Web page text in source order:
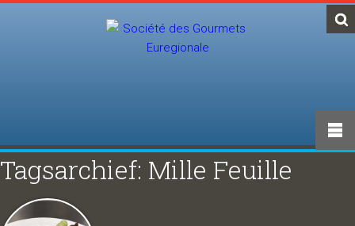
Tagsarchief: Mille Feuille